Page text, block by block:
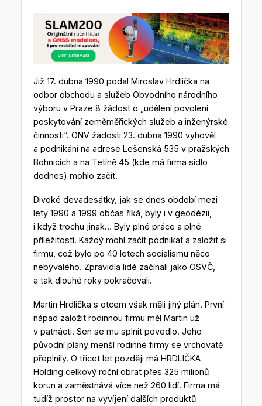
Již 17. dubna 1990 podal Miroslav Hrdlička na
odbor obchodu a služeb Obvodního národního
výboru v Praze 8 žádost o „udělení povolení
poskytování zeměměřických služeb a inženýrské
činnosti“. ONV žádosti 23. dubna 1990 vyhověl
a podnikání na adrese Lešenská 535 v pražských
Bohnicích a na Tetíně 45 (kde má firma sídlo
dodnes) mohlo začít.
Divoké devadesátky, jak se dnes období mezi
lety 1990 a 1999 občas říká, byly i v geodézii,
i když trochu jinak… Byly plné práce a plné
příležitostí. Každý mohl začít podnikat a založit si
firmu, což bylo po 40 letech socialismu něco
nebývalého. Zpravidla lidé začínali jako OSVČ,
a tak dlouhé roky pokračovali.
Martin Hrdlička s otcem však měli jiný plán. První
nápad založit rodinnou firmu měl Martin už
v patnácti. Sen se mu splnit povedlo. Jeho
původní plány menší rodinné firmy se vrchovatě
přeplnily. O třicet let později má HRDLIČKA
Holding celkový roční obrat přes 325 milionů
korun a zaměstnává více než 260 lidí. Firma má
tudíž prostor na vyvíjení dalších produktů